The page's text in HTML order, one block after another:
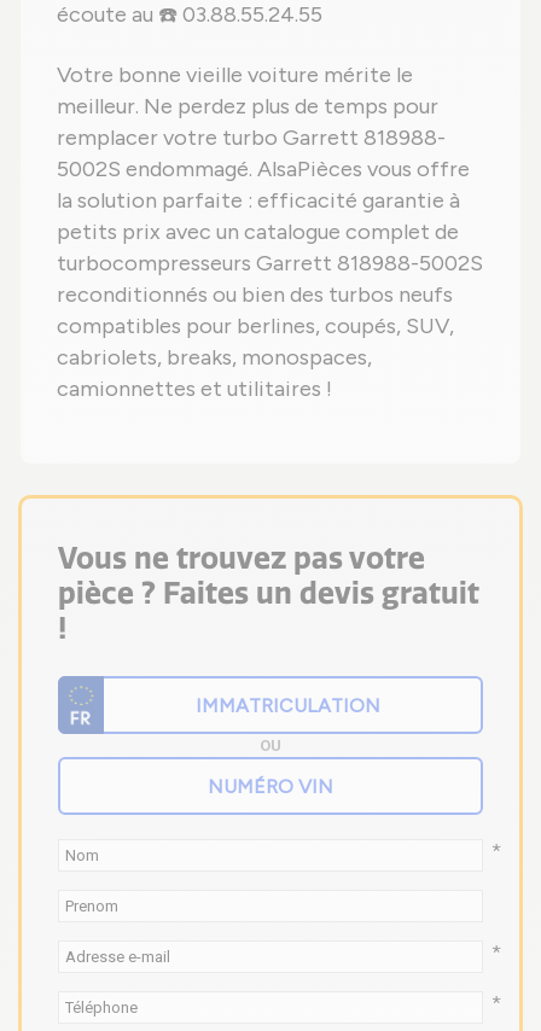
écoute au ☎️ 03.88.55.24.55
Votre bonne vieille voiture mérite le
meilleur. Ne perdez plus de temps pour
remplacer votre turbo Garrett 818988-
5002S endommagé. AlsaPièces vous offre
la solution parfaite : efficacité garantie à
petits prix avec un catalogue complet de
turbocompresseurs Garrett 818988-5002S
reconditionnés ou bien des turbos neufs
compatibles pour berlines, coupés, SUV,
cabriolets, breaks, monospaces,
camionnettes et utilitaires !
Vous ne trouvez pas votre
pièce ? Faites un devis gratuit
!
OU
*
*
*